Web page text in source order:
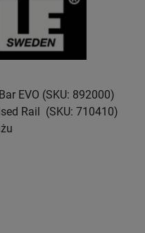
EVO (SKU: 892000)
Rail (SKU: 710410)